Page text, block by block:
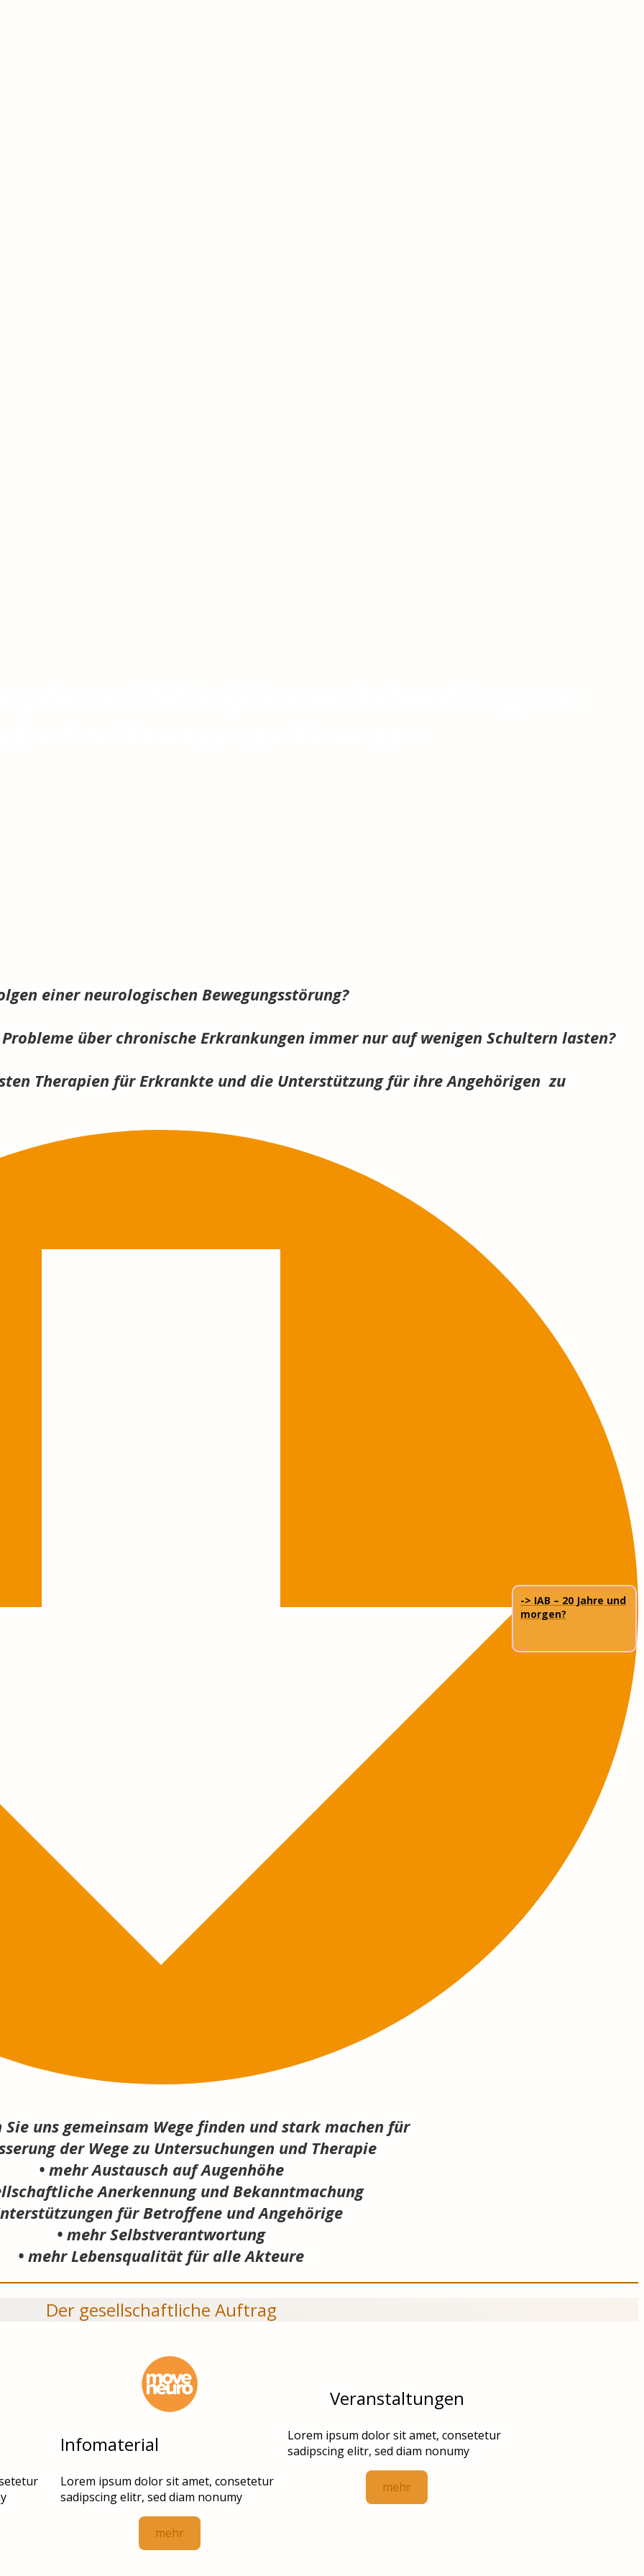
einer neurologischen Bewegungsstörung?
über chronische Erkrankungen immer nur auf wenigen Schultern lasten?
Therapien für Erkrankte und die Unterstützung für ihre Angehörigen zu
Sie uns gemeinsam Wege finden und stark machen für
der Wege zu Untersuchungen und Therapie
• mehr Austausch auf Augenhöhe
Anerkennung und Bekanntmachung
für Betroffene und Angehörige
• mehr Selbstverantwortung
• mehr Lebensqualität für alle Akteure
Der gesellschaftliche Auftrag
Infomaterial
Lorem ipsum dolor sit amet, consetetur
sadipscing elitr, sed diam nonumy
mehr
Veranstaltungen
Lorem ipsum dolor sit amet, consetetur
sadipscing elitr, sed diam nonumy
mehr
-> IAB – 20 Jahre und
morgen?